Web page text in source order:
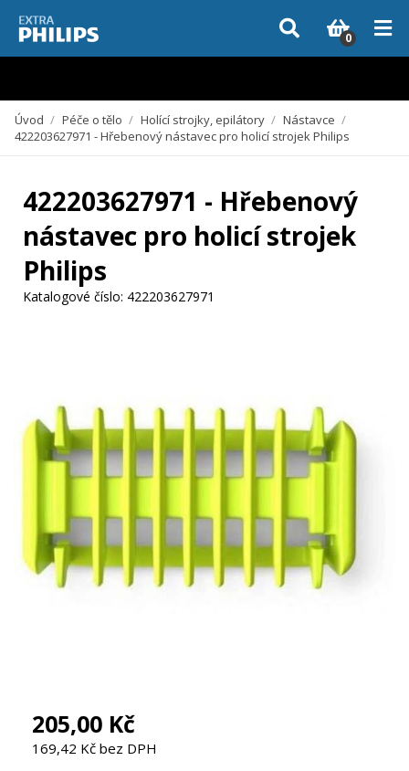
Vzhledem k aktuální situaci se může dodání dílů, které nejsou skladem,
zpozdit. Děkujeme za pochopení.
0
Úvod / Péče o tělo / Holící strojky, epilátory / Nástavce /
422203627971 - Hřebenový nástavec pro holicí strojek Philips
422203627971 - Hřebenový
nástavec pro holicí strojek
Philips
Katalogové číslo: 422203627971
205,00 Kč
169,42 Kč bez DPH